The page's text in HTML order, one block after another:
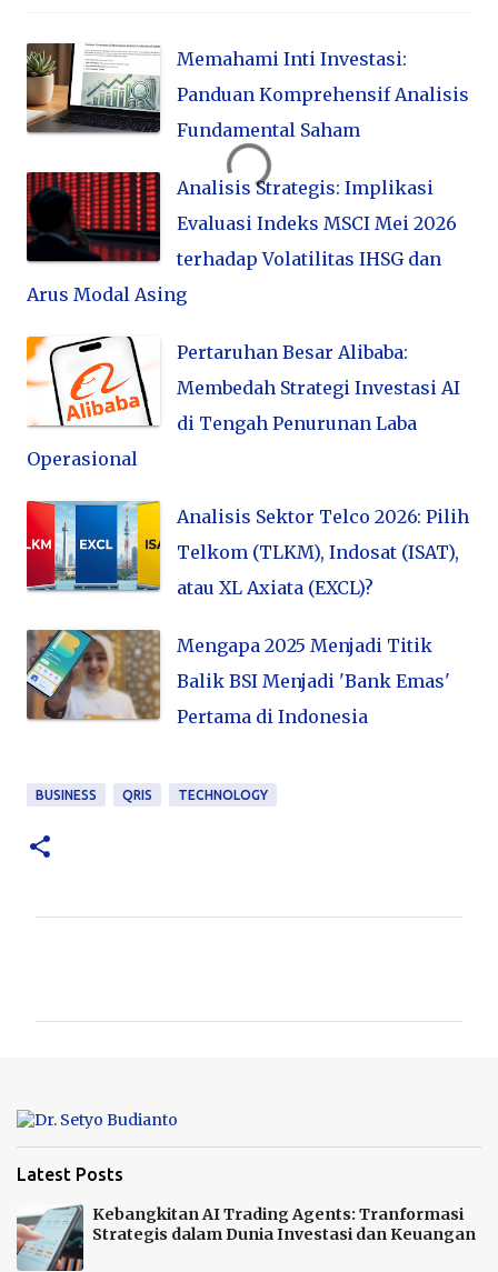
Memahami Inti Investasi:
Panduan Komprehensif Analisis
Fundamental Saham
Analisis Strategis: Implikasi
Evaluasi Indeks MSCI Mei 2026
terhadap Volatilitas IHSG dan
Arus Modal Asing
Pertaruhan Besar Alibaba:
Membedah Strategi Investasi AI
di Tengah Penurunan Laba
Operasional
Analisis Sektor Telco 2026: Pilih
Telkom (TLKM), Indosat (ISAT),
atau XL Axiata (EXCL)?
Mengapa 2025 Menjadi Titik
Balik BSI Menjadi 'Bank Emas'
Pertama di Indonesia
BUSINESS QRIS TECHNOLOGY
r
Latest Posts
Kebangkitan AI Trading Agents: Tranformasi
Strategis dalam Dunia Investasi dan Keuangan